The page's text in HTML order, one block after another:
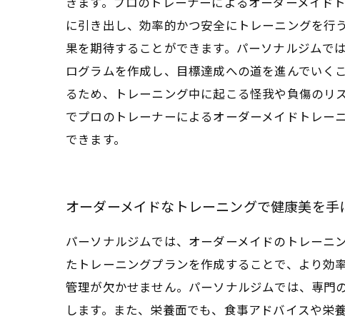
きます。プロのトレーナーによるオーダーメイド
に引き出し、効率的かつ安全にトレーニングを行
果を期待することができます。パーソナルジムで
ログラムを作成し、目標達成への道を進んでいく
るため、トレーニング中に起こる怪我や負傷のリ
でプロのトレーナーによるオーダーメイドトレー
できます。
オーダーメイドなトレーニングで健康美を手
パーソナルジムでは、オーダーメイドのトレーニ
たトレーニングプランを作成することで、より効
管理が欠かせません。パーソナルジムでは、専門
します。また、栄養面でも、食事アドバイスや栄